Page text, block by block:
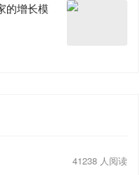
的增长模
41238 人阅读